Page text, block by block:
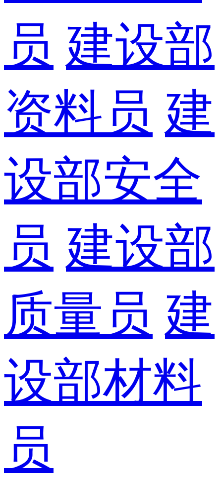
员 建设部
资料员 建
设部安全
员 建设部
质量员 建
设部材料
员